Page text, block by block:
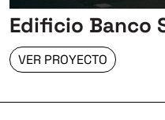
Edificio Banco
VER PROYECTO